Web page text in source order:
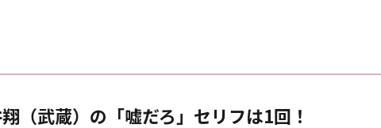
（武蔵）の「嘘だろ」セリフは1回！